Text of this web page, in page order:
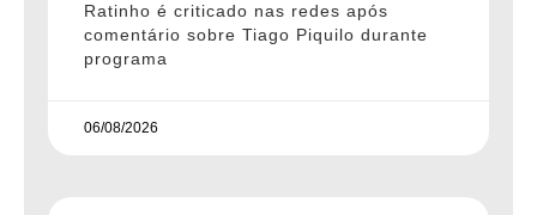
Ratinho é criticado nas redes após
comentário sobre Tiago Piquilo durante
programa
06/08/2026